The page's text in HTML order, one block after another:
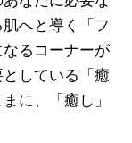
へと導く「フ
るコーナーが
している「癒
に、「癒し」